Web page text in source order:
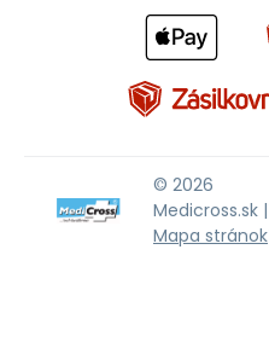
© 2026
Medicross.sk |
Mapa stránok